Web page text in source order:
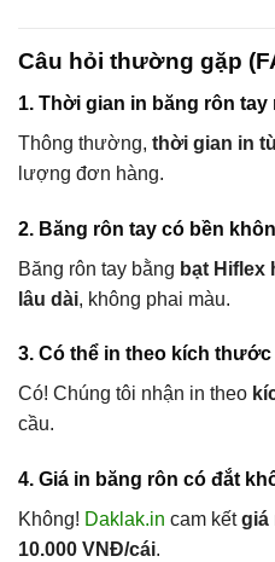
Câu hỏi thường gặp
1. Thời gian in băng rôn tay
Thông thường, thời gian in
lượng đơn hàng.
2. Băng rôn tay có bền
Băng rôn tay bằng bạt Hiflex
lâu dài, không phai màu.
3. Có thể in theo kích
Có! Chúng tôi nhận in theo
cầu.
4. Giá in băng rôn có đắt
Không! Daklak.in cam kếtgiá
10.000 VNĐ/cái.